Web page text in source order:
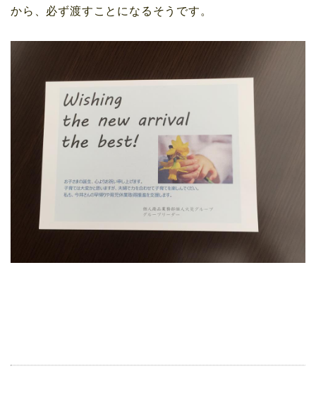
から、必ず渡す ことになるそうです。